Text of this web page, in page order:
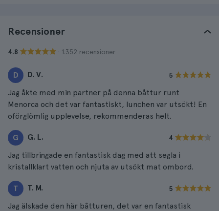
Recensioner
4.8 · 1.352 recensioner
D D. V. 5
Jag åkte med min partner på denna båttur runt
Menorca och det var fantastiskt, lunchen var utsökt! En
oförglömlig upplevelse, rekommenderas helt.
G G. L. 4
Jag tillbringade en fantastisk dag med att segla i
kristallklart vatten och njuta av utsökt mat ombord.
T T. M. 5
Jag älskade den här båtturen, det var en fantastisk